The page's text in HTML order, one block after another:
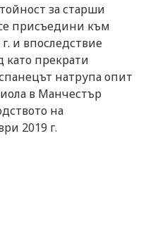
за старши
присъедини към
и впоследствие
като прекрати
натрупа опит
в Манчестър
на
2019 г.